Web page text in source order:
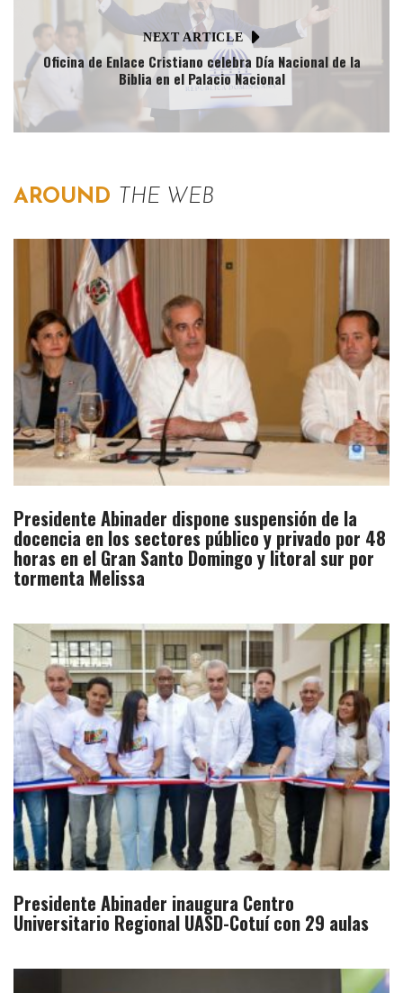
NEXT ARTICLE
Oficina de Enlace Cristiano celebra Día Nacional de la
Biblia en el Palacio Nacional
AROUND THE WEB
Presidente Abinader dispone suspensión de la
docencia en los sectores público y privado por 48
horas en el Gran Santo Domingo y litoral sur por
tormenta Melissa
Presidente Abinader inaugura Centro
Universitario Regional UASD-Cotuí con 29 aulas